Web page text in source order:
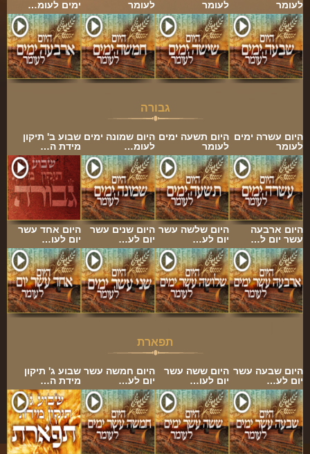
ימים לעומ…
לעומר
לעומר
לעומר
גבורה
שבוע ב' תיקון
מידת ה…
היום שמונה ימים
לעומ…
היום תשעה ימים
לעומר
היום עשרה ימים
לעומר
היום אחד עשר
יום לעו…
היום שנים עשר
יום לע…
היום שלשה עשר
יום לע…
היום ארבעה
עשר יום ל…
תפארת
שבוע ג' תיקון
מידת ה…
היום חמשה עשר
יום לע…
היום ששה עשר
יום לעו…
היום שבעה עשר
יום לע…